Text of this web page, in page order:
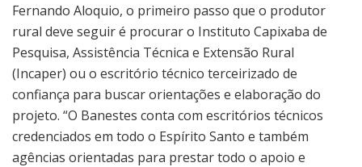
Fernando Aloquio, o primeiro passo que o produtor
rural deve seguir é procurar o Instituto Capixaba de
Pesquisa, Assistência Técnica e Extensão Rural
(Incaper) ou o escritório técnico terceirizado de
confiança para buscar orientações e elaboração do
projeto. “O Banestes conta com escritórios técnicos
credenciados em todo o Espírito Santo e também
agências orientadas para prestar todo o apoio e